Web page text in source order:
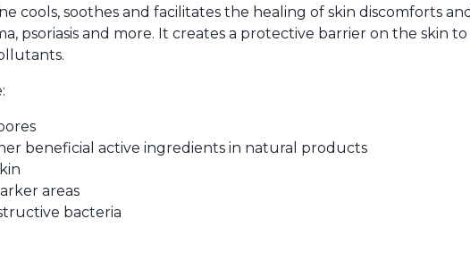
cools, soothes and facilitates the healing of skin discomforts
psoriasis and more. It creates a protective barrier on the skin
beneficial active ingredients in natural products
areas
bacteria